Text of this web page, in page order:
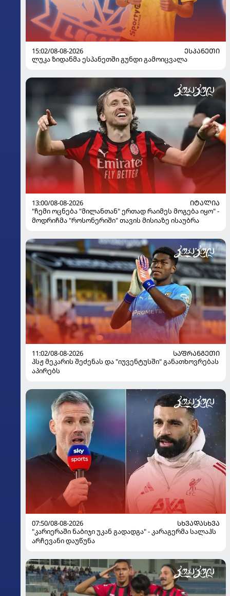
15:02/08-08-2026
ᲔᲡᲞᲐᲜᲔᲗᲘ
ლუკა ზიდანმა ესპანეთში გუნდი გამოიცვალა
13:00/08-08-2026
ᲘᲢᲐᲚᲘᲐ
"ჩემი ოცნება "მილანთან" ერთად რაიმეს მოგება იყო" -
მოდრიჩმა "როსონერიში" თავის მისიაზე ისაუბრა
11:02/08-08-2026
ᲡᲐᲤᲠᲐᲜᲒᲔᲗᲘ
პსჟ მეკარის შეძენას და "იუვენტუსში" განათხოვრებას
აპირებს
07:50/08-08-2026
ᲡᲮᲕᲐᲓᲐᲡᲮᲕᲐ
"კარიერაში ნაბიჯი უკან გადადგა" - კარაგერმა სალაჰს
არჩევანი დაუწუნა